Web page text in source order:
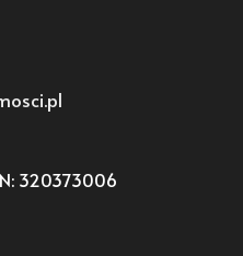
320373006